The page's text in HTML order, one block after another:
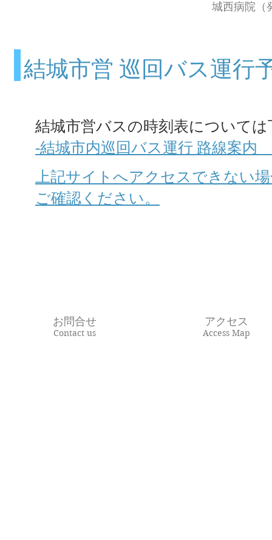
城西病院（
結城市営 巡回バス運行
結城市営バスの時刻表について
-結城市内巡回バス運行 路線案内
上記サイトへアクセスできない
ご確認ください。
お問合せ
Contact us
アクセス
Access Map